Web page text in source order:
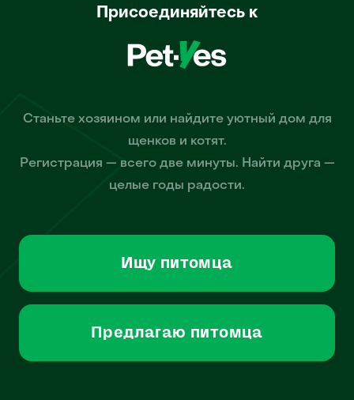
Присоединяйтесь к
Станьте хозяином или найдите уютный дом для
щенков и котят.
Регистрация — всего две минуты. Найти друга —
целые годы радости.
Ищу питомца
Предлагаю питомца